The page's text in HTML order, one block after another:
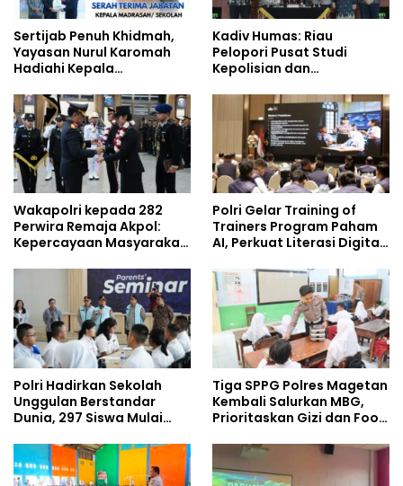
Sertijab Penuh Khidmah,
Yayasan Nurul Karomah
Hadiahi Kepala
Umrah
Kadiv Humas: Riau
Pelopori Pusat Studi
Kepolisian dan
Policing Masuki Babak
Wakapolri kepada 282
Perwira Remaja Akpol:
Kepercayaan Masyarakat
Polri Gelar Training of
Trainers Program Paham
AI, Perkuat Literasi Digital
Polri Hadirkan Sekolah
Unggulan Berstandar
Dunia, 297 Siswa Mulai
Tiga SPPG Polres Magetan
Kembali Salurkan MBG,
Prioritaskan Gizi dan Food